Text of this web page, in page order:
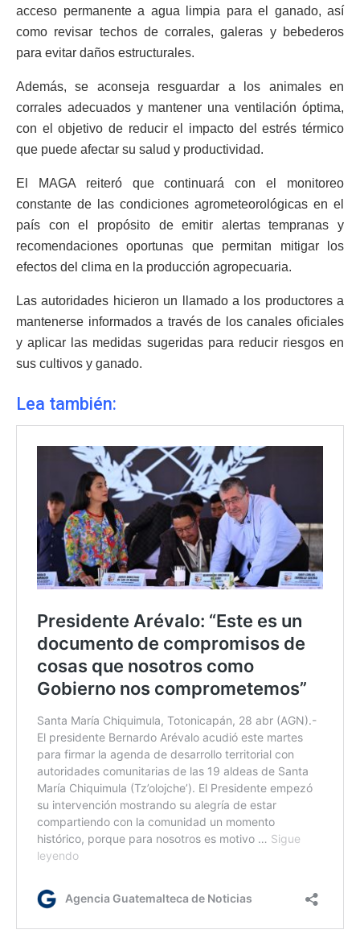
acceso permanente a agua limpia para el ganado, así
como revisar techos de corrales, galeras y bebederos
para evitar daños estructurales.
Además, se aconseja resguardar a los animales en
corrales adecuados y mantener una ventilación óptima,
con el objetivo de reducir el impacto del estrés térmico
que puede afectar su salud y productividad.
El MAGA reiteró que continuará con el monitoreo
constante de las condiciones agrometeorológicas en el
país con el propósito de emitir alertas tempranas y
recomendaciones oportunas que permitan mitigar los
efectos del clima en la producción agropecuaria.
Las autoridades hicieron un llamado a los productores a
mantenerse informados a través de los canales oficiales
y aplicar las medidas sugeridas para reducir riesgos en
sus cultivos y ganado.
Lea también: